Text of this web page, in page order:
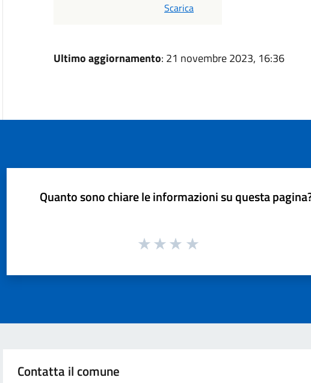
Scarica
Ultimo aggiornamento: 21 novembre 2023, 16:36
Quanto sono chiare le informazioni su questa
Contatta il comune